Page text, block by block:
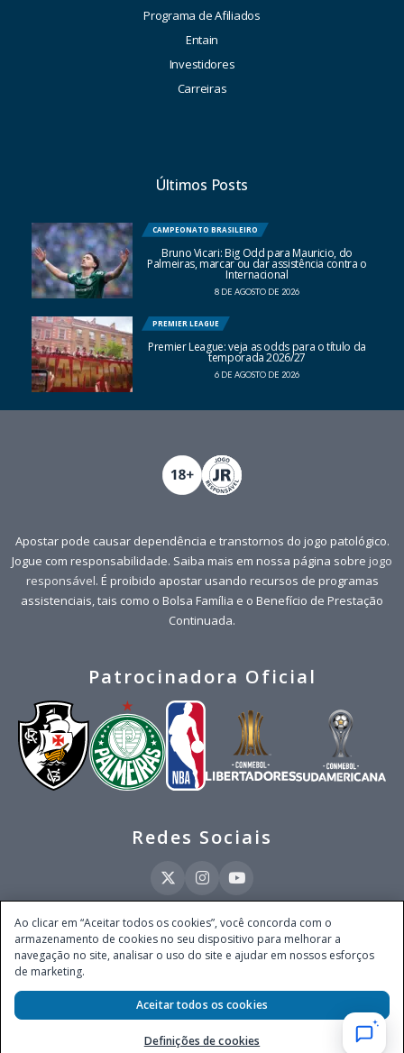
Programa de Afiliados
Entain
Investidores
Carreiras
Últimos Posts
CAMPEONATO BRASILEIRO
Bruno Vicari: Big Odd para Mauricio, do
Palmeiras, marcar ou dar assistência contra o
Internacional
8 DE AGOSTO DE 2026
PREMIER LEAGUE
Premier League: veja as odds para o título da
temporada 2026/27
6 DE AGOSTO DE 2026
Apostar pode causar dependência e transtornos do jogo patológico.
Jogue com responsabilidade. Saiba mais em nossa página sobre jogo
responsável. É proibido apostar usando recursos de programas
assistenciais, tais como o Bolsa Família e o Benefício de Prestação
Continuada.
Patrocinadora Oficial
Redes Sociais
Este site é operado pela Ventmear Brasil LTDA (CNPJ 52.868.380/0001-84), com
endereço na Avenida Brigadeiro Faria Lima, nº 4.055, 3º andar, Itaim Bibi, no
Município de São Paulo, Estado de São Paulo, CEP 04538-133, Brasil - empresa
Secretaria de Prêmios e Apostas do Ministério da Fazenda, conforme Portaria nº
247, de 07.02.2025, publicada no DOU em 11.2.2025.
Ao clicar em “Aceitar todos os cookies”, você concorda com o
armazenamento de cookies no seu dispositivo para melhorar a
navegação no site, analisar o uso do site e ajudar em nossos esforços
de marketing.
Definições de cookies
Aceitar todos os cookies